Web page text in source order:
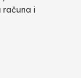
računa i